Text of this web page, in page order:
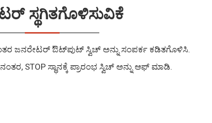
ಸ್ಥಗಿತಗೊಳಿಸುವಿಕೆ
ಜನರೇಟರ್ ಔಟ್‌ಪುಟ್ ಸ್ವಿಚ್ ಅನ್ನು ಸಂಪರ್ಕ ಕಡಿತಗೊಳಿಸಿ.
STOP ಸ್ಥಾನಕ್ಕೆ ಪ್ರಾರಂಭ ಸ್ವಿಚ್ ಅನ್ನು ಆಫ್ ಮಾಡಿ.